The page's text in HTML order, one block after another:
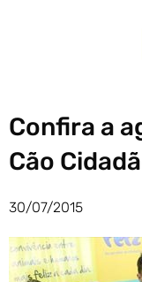
Confira a
Cão
30/07/2015